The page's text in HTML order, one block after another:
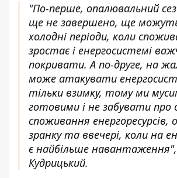
"По-перше, опалювальний
ще не завершено, ще
холодні періоди, коли
зростає і енергосистемі
покривати. А по-друге, на
може атакувати
тільки взимку, тому ми
готовими і не забувати про
споживання енергоресурсів,
зранку та ввечері, коли на
є найбільше
Кудрицький.